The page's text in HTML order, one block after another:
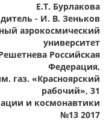
Е.Т. Бурлакова
- И. В. Зеньков
аэрокосмический
университет
Российская
Федерация,
газ. «Красноярский
рабочий», 31
и космонавтики
№13 2017